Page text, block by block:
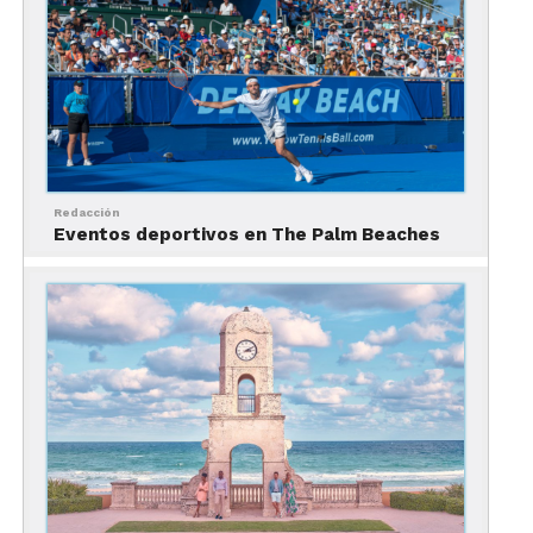
Palm Beaches?
The Palm Beaches está ubicado en la costa este de
Florida, a una hora al norte de Miami, a 30 minutos
de Fort Lauderdale y a 2 horas y media desde la
ciudad de Orlando.
El destino tiene una estupenda conectividad de
Redacción
Eventos deportivos en The Palm Beaches